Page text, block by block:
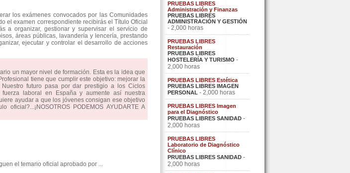
los exámenes convocados por las Comunidades
el examen correspondiente recibirás el Título Oficial
a organizar, gestionar y supervisar el servicio de
áreas públicas, lavandería y lencería, prestando
ejecutar y controlar el desarrollo de acciones
un mayor nivel de formación. Esta es la idea que
tiene que cumplir este objetivo: mejorar la
futuro pasa por dar prestigio a los Ciclos
laboral en España y aumente así nuestra
ayudar a que los jóvenes consigan ese objetivo
oficial?...¡NOSOTROS PODEMOS AYUDARTE A
el temario oficial aprobado por ...
PRUEBAS LIBRES
Administración y Finanzas
PRUEBAS LIBRES
ADMINISTRACIÓN Y GESTIÓN
- 2,000 horas
PRUEBAS LIBRES
Restauración
PRUEBAS LIBRES
HOSTELERÍA Y TURISMO -
2,000 horas
PRUEBAS LIBRES Estética
PRUEBAS LIBRES IMAGEN
PERSONAL - 2,000 horas
PRUEBAS LIBRES Imagen
para el Diagnóstico
PRUEBAS LIBRES SANIDAD -
2,000 horas
PRUEBAS LIBRES
Laboratorio de Diagnóstico
Clínico
PRUEBAS LIBRES SANIDAD -
2,000 horas